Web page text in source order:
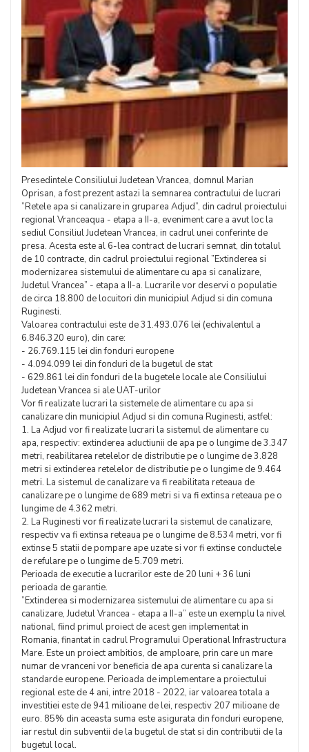
Presedintele Consiliului Judetean Vrancea, domnul Marian
Oprisan, a fost prezent astazi la semnarea contractului de lucrari
”Retele apa si canalizare in gruparea Adjud”, din cadrul proiectului
regional Vranceaqua - etapa a II-a, eveniment care a avut loc la
sediul Consiliul Judetean Vrancea, in cadrul unei conferinte de
presa. Acesta este al 6-lea contract de lucrari semnat, din totalul
de 10 contracte, din cadrul proiectului regional ”Extinderea si
modernizarea sistemului de alimentare cu apa si canalizare,
Judetul Vrancea” - etapa a II-a. Lucrarile vor deservi o populatie
de circa 18.800 de locuitori din municipiul Adjud si din comuna
Ruginesti.
Valoarea contractului este de 31.493.076 lei (echivalentul a
6.846.320 euro), din care:
- 26.769.115 lei din fonduri europene
- 4.094.099 lei din fonduri de la bugetul de stat
- 629.861 lei din fonduri de la bugetele locale ale Consiliului
Judetean Vrancea si ale UAT-urilor
Vor fi realizate lucrari la sistemele de alimentare cu apa si
canalizare din municipiul Adjud si din comuna Ruginesti, astfel:
1. La Adjud vor fi realizate lucrari la sistemul de alimentare cu
apa, respectiv: extinderea aductiunii de apa pe o lungime de 3.347
metri, reabilitarea retelelor de distributie pe o lungime de 3.828
metri si extinderea retelelor de distributie pe o lungime de 9.464
metri. La sistemul de canalizare va fi reabilitata reteaua de
canalizare pe o lungime de 689 metri si va fi extinsa reteaua pe o
lungime de 4.362 metri.
2. La Ruginesti vor fi realizate lucrari la sistemul de canalizare,
respectiv va fi extinsa reteaua pe o lungime de 8.534 metri, vor fi
extinse 5 statii de pompare ape uzate si vor fi extinse conductele
de refulare pe o lungime de 5.709 metri.
Perioada de executie a lucrarilor este de 20 luni + 36 luni
perioada de garantie.
”Extinderea si modernizarea sistemului de alimentare cu apa si
canalizare, Judetul Vrancea - etapa a II-a” este un exemplu la nivel
national, fiind primul proiect de acest gen implementat in
Romania, finantat in cadrul Programului Operational Infrastructura
Mare. Este un proiect ambitios, de amploare, prin care un mare
numar de vranceni vor beneficia de apa curenta si canalizare la
standarde europene. Perioada de implementare a proiectului
regional este de 4 ani, intre 2018 - 2022, iar valoarea totala a
investitiei este de 941 milioane de lei, respectiv 207 milioane de
euro. 85% din aceasta suma este asigurata din fonduri europene,
iar restul din subventii de la bugetul de stat si din contributii de la
bugetul local.